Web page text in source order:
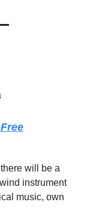
will be a
instrument
music, own